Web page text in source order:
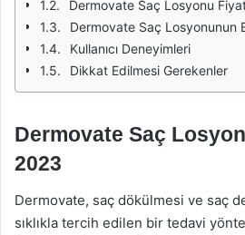
Dermovate Saç Losyonu
Dermovate Saç Losyonunun
Kullanıcı Deneyimleri
Dikkat Edilmesi Gerekenler
Dermovate Saç
2023
Dermovate, saç dökülmesi ve saç
sıklıkla tercih edilen bir tedavi